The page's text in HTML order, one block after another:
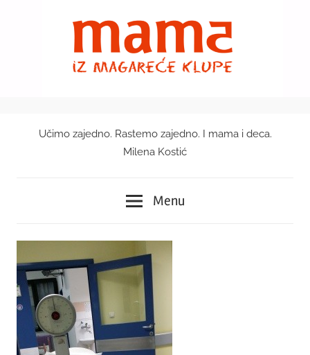
Mama
magareće
klupe
Učimo zajedno. Rastemo zajedno. I mama i deca.
Milena Kostić
Menu